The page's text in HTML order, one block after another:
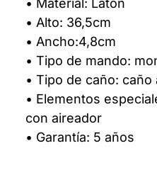
• Material: Latón
• Alto: 36,5cm
• Ancho:4,8cm
• Tipo de mando:
• Tipo de caño: caño
• Elementos
con aireador
• Garantía: 5 años